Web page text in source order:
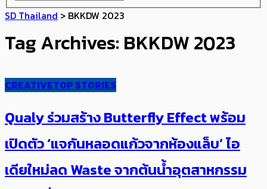
SD Thailand > BKKDW 2023
Tag Archives: BKKDW 2023
CREATIVETOP STORIES
Qualy ร่วมสร้าง Butterfly Effect ​พร้อม
เปิดตัว ‘แจกันหลอดแก้วจากห้องแล็บ’ ไอ
เดียใหม่ลด Waste จากต้นน้ำอุตสาหกรรม